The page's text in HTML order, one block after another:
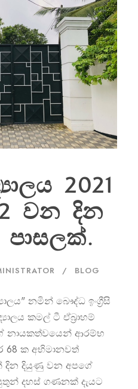
2021
වන දින
BLOG
නමින් බෞද්ධ ඉංග්‍රීසි
කමල් ටී ඒබ්‍රාහම්
නායකත්වයෙන් ආරම්භ
68 ක අභිමානවත්
දින දියුණු වන අපගේ
දහස් ගණනක් දැයට